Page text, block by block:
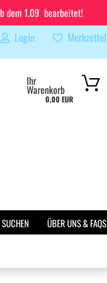
Login Merkzettel
Ihr
Warenkorb
0,00 EUR
dem 1.09 bearbeitet!
SUCHEN ÜBER UNS & FAQS